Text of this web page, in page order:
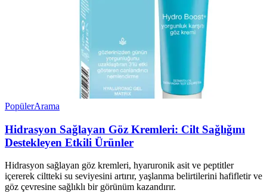
PopülerArama
Hidrasyon Sağlayan Göz Kremleri: Cilt Sağlığını
Destekleyen Etkili Ürünler
Hidrasyon sağlayan göz kremleri, hyaruronik asit ve peptitler
içererek ciltteki su seviyesini artırır, yaşlanma belirtilerini hafifletir ve
göz çevresine sağlıklı bir görünüm kazandırır.